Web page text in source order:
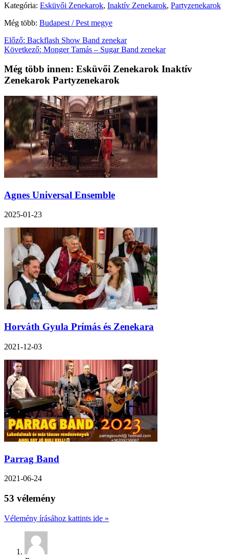
Kategória: Esküvői Zenekarok, Inaktív Zenekarok, Partyzenekarok
Még több: Budapest / Pest megye
Előző: Backflash Show Band zenekar
Következő: Monger Tamás – Sugar Band zenekar
Még több innen: Esküvői Zenekarok Inaktív
Zenekarok Partyzenekarok
Agnes Universal Ensemble
2025-01-23
Horváth Gyula Prímás és Zenekara
2021-12-03
Parrag Band
2021-06-24
53 vélemény
Vélemény írásához kattints ide »